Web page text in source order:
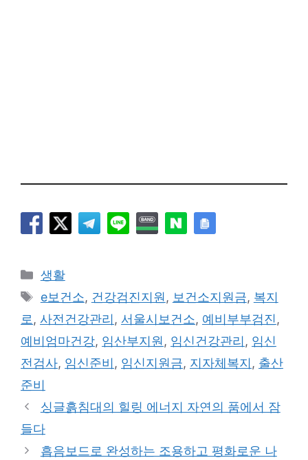
카
테
리
생활
태
그
e보건소, 건강검진지원 , 보건소지원금, 복지
로 , 사전건강관리 , 서울시보건소, 예비부부검진 ,
예비엄마건강, 임산부지원 , 임신건강관리 , 임신
전검사, 임신준비 , 임신지원금, 지자체복지 , 출산
준비
싱글흙침대의 힐링 에너지 자연의 품에서 잠
들다
흡음보드로 완성하는 조용하고 평화로운 나